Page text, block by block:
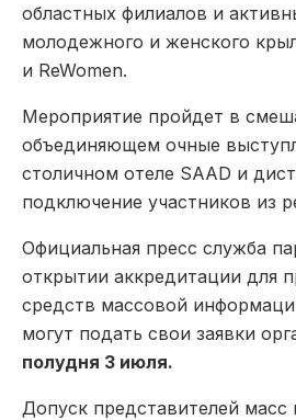
областных филиалов и
молодежного и женского
и ReWomen.
Мероприятие пройдет в
объединяющем очные
столичном отеле SAAD и
подключение участников из
Официальная пресс служба
открытии аккредитации для
средств массовой
могут подать свои заявки
полудня 3 июля.
Допуск представителей